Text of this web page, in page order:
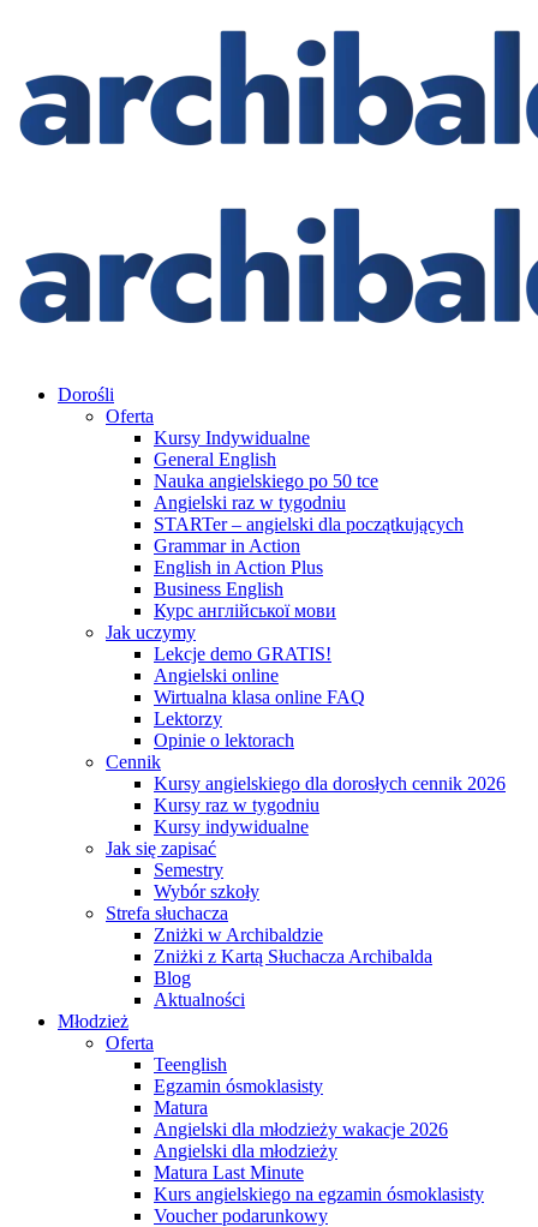
Dorośli
Oferta
Kursy Indywidualne
General English
Nauka angielskiego po 50 tce
Angielski raz w tygodniu
STARTer – angielski dla początkujących
Grammar in Action
English in Action Plus
Business English
Курс англійської мови
Jak uczymy
Lekcje demo GRATIS!
Angielski online
Wirtualna klasa online FAQ
Lektorzy
Opinie o lektorach
Cennik
Kursy angielskiego dla dorosłych cennik 2026
Kursy raz w tygodniu
Kursy indywidualne
Jak się zapisać
Semestry
Wybór szkoły
Strefa słuchacza
Zniżki w Archibaldzie
Zniżki z Kartą Słuchacza Archibalda
Blog
Aktualności
Młodzież
Oferta
Teenglish
Egzamin ósmoklasisty
Matura
Angielski dla młodzieży wakacje 2026
Angielski dla młodzieży
Matura Last Minute
Kurs angielskiego na egzamin ósmoklasisty
Voucher podarunkowy